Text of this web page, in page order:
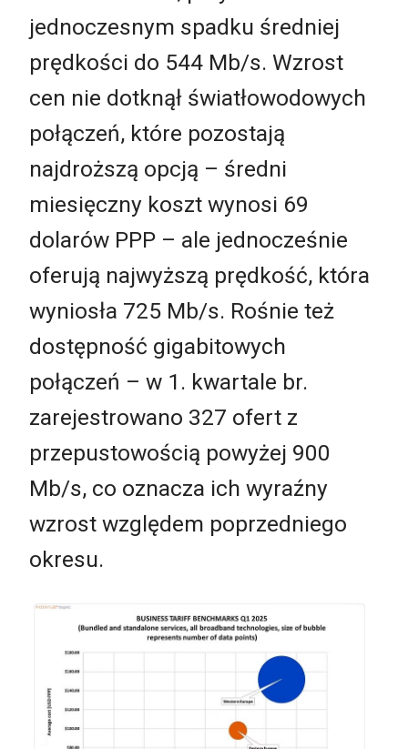
jednoczesnym spadku średniej
prędkości do 544 Mb/s. Wzrost
cen nie dotknął światłowodowych
połączeń, które pozostają
najdroższą opcją – średni
miesięczny koszt wynosi 69
dolarów PPP – ale jednocześnie
oferują najwyższą prędkość, która
wyniosła 725 Mb/s. Rośnie też
dostępność gigabitowych
połączeń – w 1. kwartale br.
zarejestrowano 327 ofert z
przepustowością powyżej 900
Mb/s, co oznacza ich wyraźny
wzrost względem poprzedniego
okresu.